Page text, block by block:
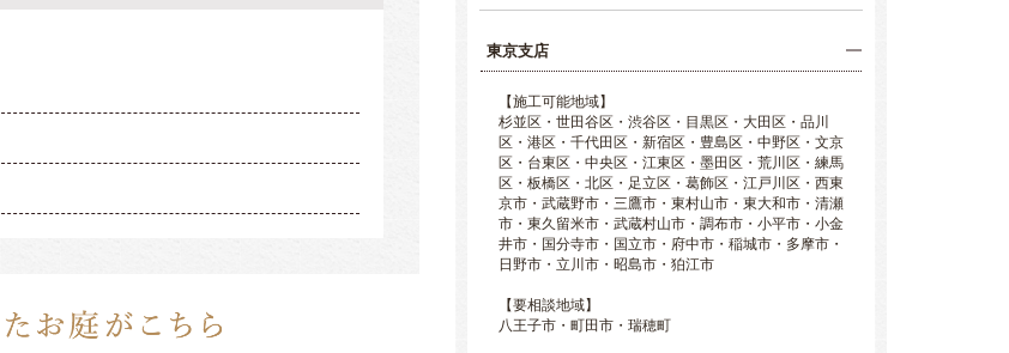
東京支店
【施工可能地域】
杉並区・世田谷区・渋谷区・目黒区・大田区・品川
区・港区・千代田区・新宿区・豊島区・中野区・文京
区・台東区・中央区・江東区・墨田区・荒川区・練馬
区・板橋区・北区・足立区・葛飾区・江戸川区・西東
京市・武蔵野市・三鷹市・東村山市・東大和市・清瀬
市・東久留米市・武蔵村山市・調布市・小平市・小金
井市・国分寺市・国立市・府中市・稲城市・多摩市・
日野市・立川市・昭島市・狛江市
【要相談地域】
八王子市・町田市・瑞穂町